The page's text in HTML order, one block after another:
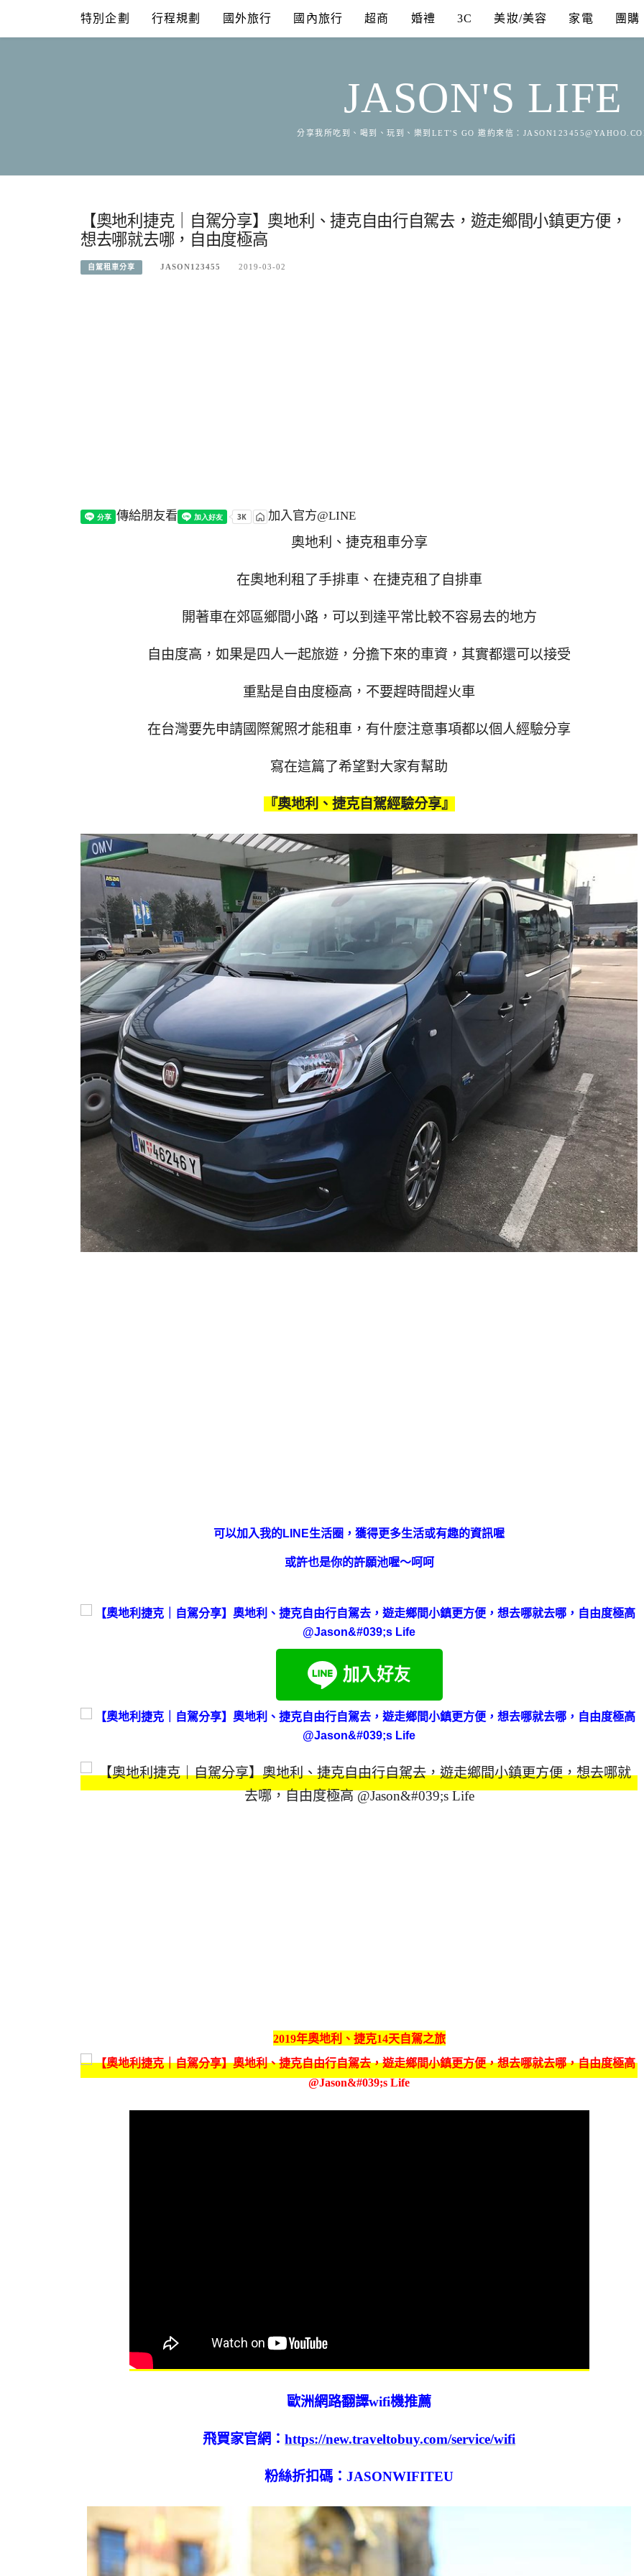
content
特別企劃 行程規劃 國外旅行 國內旅行 超商 婚禮 3C 美妝/美容 家電 團購
JASON'S LIFE
分享我所吃到、喝到、玩到、樂到LET'S GO 邀約來信：
【奧地利捷克｜自駕分享】奧地利、捷克自由行自駕去，遊走鄉間小鎮更方便，
想去哪就去哪，自由度極高
自駕租車分享 JASON123455 2019-03-02
傳給朋友看 加入官方@LINE
奧地利、捷克租車分享
在奧地利租了手排車、在捷克租了自排車
開著車在郊區鄉間小路，可以到達平常比較不容易去的地方
自由度高，如果是四人一起旅遊，分擔下來的車資，其實都還可以接受
重點是自由度極高，不要趕時間趕火車
在台灣要先申請國際駕照才能租車，有什麼注意事項都以個人經驗分享
寫在這篇了希望對大家有幫助
『奧地利、捷克自駕經驗分享』
可以加入我的LINE生活圈，獲得更多生活或有趣的資訊喔
或許也是你的許願池喔～呵呵
2019年奧地利、捷克14天自駕之旅
歐洲網路翻譯wifi機推薦
飛買家官網：https://new.traveltobuy.com/service/wifi
粉絲折扣碼：JASONWIFITEU